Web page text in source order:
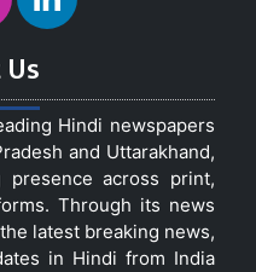
Hindi newspapers
and Uttarakhand,
across print,
Through its news
latest breaking news,
in Hindi from India